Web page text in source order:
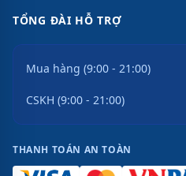
TỔNG ĐÀI HỖ TRỢ
Mua hàng (9:00 - 21:00)
CSKH (9:00 - 21:00)
THANH TOÁN AN TOÀN